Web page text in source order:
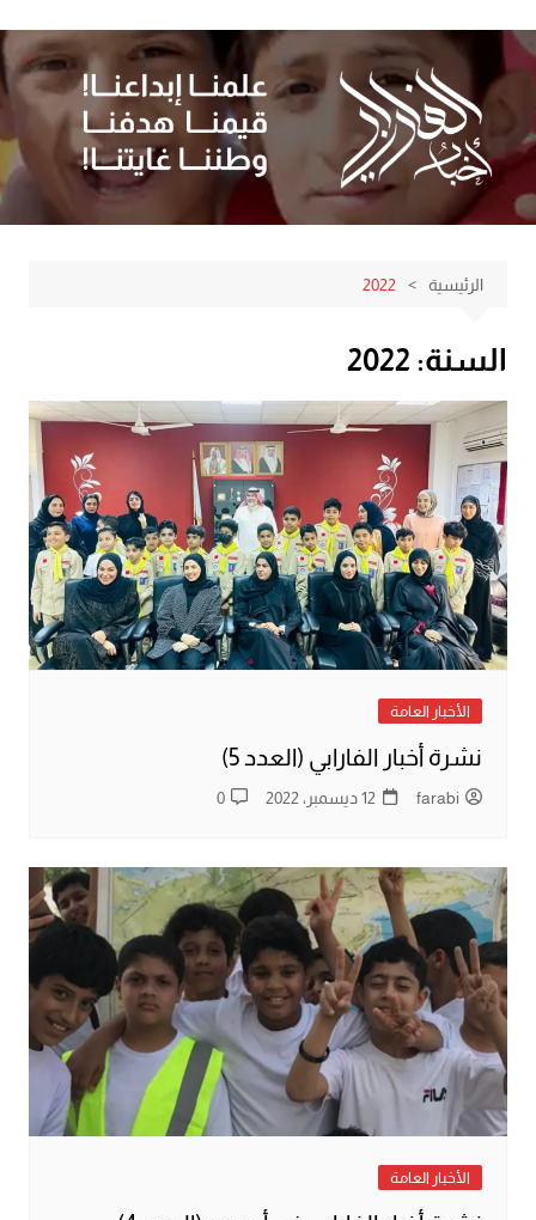
إلى
المحتوى
الرئيسية 2022
السنة: 2022
الأخبار العامة
نشرة أخبار الفارابي (العدد 5)
farabi 12 ديسمبر، 2022 0
الأخبار العامة